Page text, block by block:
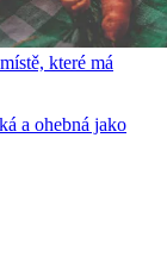
které má
a ohebná jako